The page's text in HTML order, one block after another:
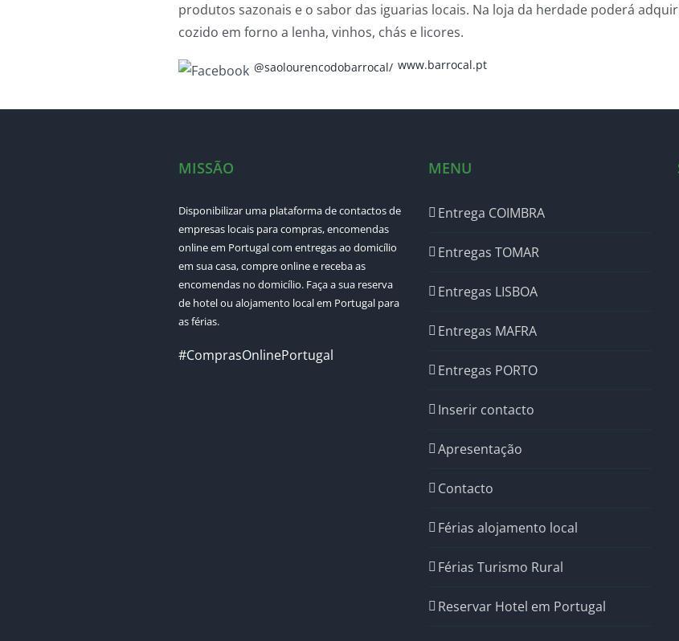
produtos sazonais e o sabor das iguarias locais. Na loja da herdade poderá
cozido em forno a lenha, vinhos, chás e licores.
@saolourencodobarrocal/ www.barrocal.pt
MISSÃO
Disponibilizar uma plataforma de contactos de
empresas locais para compras, encomendas
online em Portugal com entregas ao domicílio
em sua casa, compre online e receba as
encomendas no domicílio. Faça a sua reserva
de hotel ou alojamento local em Portugal para
as férias.
#ComprasOnlinePortugal
MENU
Entrega COIMBRA
Entregas TOMAR
Entregas LISBOA
Entregas MAFRA
Entregas PORTO
Inserir contacto
Apresentação
Contacto
Férias alojamento local
Férias Turismo Rural
Reservar Hotel em Portugal